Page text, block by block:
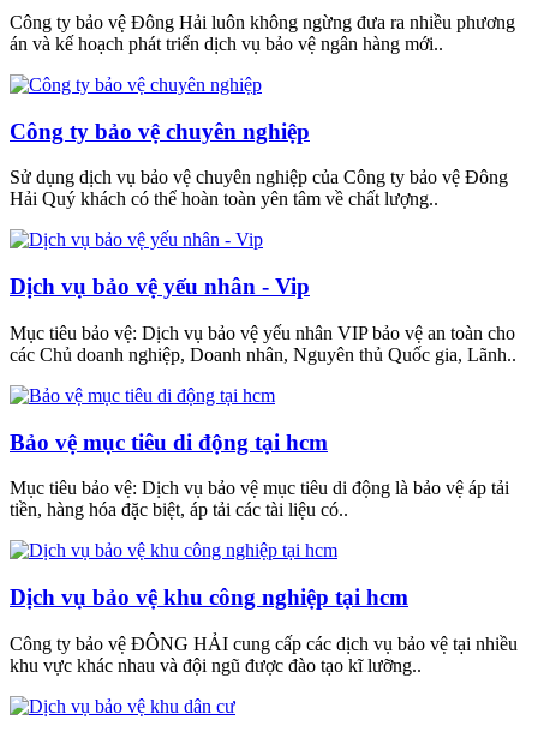
Công ty bảo vệ Đông Hải luôn không ngừng đưa ra nhiều phương
án và kế hoạch phát triển dịch vụ bảo vệ ngân hàng mới..
Công ty bảo vệ chuyên nghiệp
Sử dụng dịch vụ bảo vệ chuyên nghiệp của Công ty bảo vệ Đông
Hải Quý khách có thể hoàn toàn yên tâm về chất lượng..
Dịch vụ bảo vệ yếu nhân - Vip
Mục tiêu bảo vệ: Dịch vụ bảo vệ yếu nhân VIP bảo vệ an toàn cho
các Chủ doanh nghiệp, Doanh nhân, Nguyên thủ Quốc gia, Lãnh..
Bảo vệ mục tiêu di động tại hcm
Mục tiêu bảo vệ: Dịch vụ bảo vệ mục tiêu di động là bảo vệ áp tải
tiền, hàng hóa đặc biệt, áp tải các tài liệu có..
Dịch vụ bảo vệ khu công nghiệp tại hcm
Công ty bảo vệ ĐÔNG HẢI cung cấp các dịch vụ bảo vệ tại nhiều
khu vực khác nhau và đội ngũ được đào tạo kĩ lưỡng..